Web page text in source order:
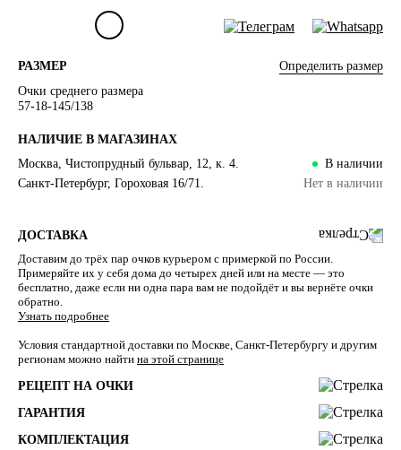
РАЗМЕР
Определить размер
Очки среднего размера
57-18-145/138
НАЛИЧИЕ В МАГАЗИНАХ
Москва, Чистопрудный бульвар, 12, к. 4.
В наличии
Санкт-Петербург, Гороховая 16/71.
Нет в наличии
ДОСТАВКА
Доставим до трёх пар очков курьером с примеркой по России.
Примеряйте их у себя дома до четырех дней или на месте — это
бесплатно, даже если ни одна пара вам не подойдёт и вы вернёте очки
обратно.
Узнать подробнее
Условия стандартной доставки по Москве, Санкт-Петербургу и другим
регионам можно найти на этой странице
РЕЦЕПТ НА ОЧКИ
ГАРАНТИЯ
КОМПЛЕКТАЦИЯ